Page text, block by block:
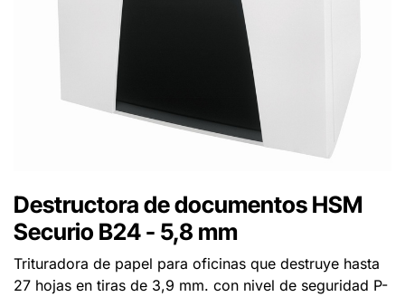
Destructora de documentos HSM
Securio B24 - 5,8 mm
Trituradora de papel para oficinas que destruye hasta
27 hojas en tiras de 3,9 mm. con nivel de seguridad P-